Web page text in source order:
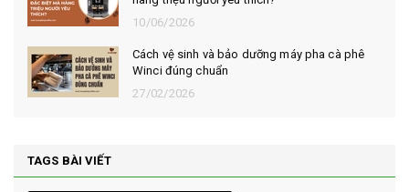
10/06/2026
Cách vệ sinh và bảo dưỡng máy pha cà phê
Winci đúng chuẩn
27/02/2026
TAGS BÀI VIẾT